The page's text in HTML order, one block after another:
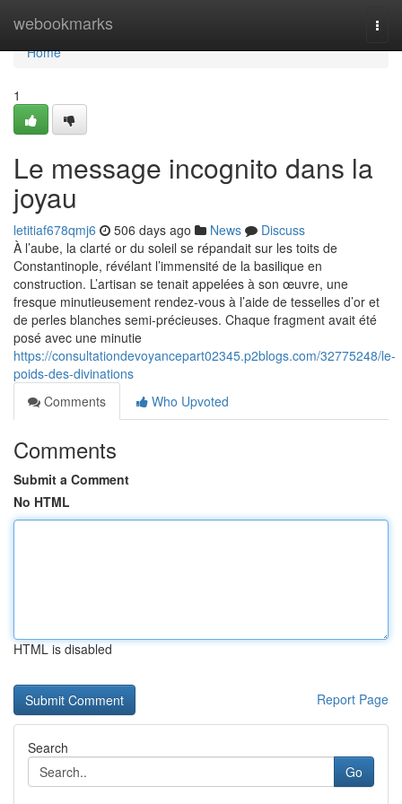
webookmarks
Home
Home
1
Le message incognito dans la
joyau
letitiaf678qmj6 506 days ago News
Discuss
À l’aube, la clarté or du soleil se répandait sur les toits de
Constantinople, révélant l’immensité de la basilique en
construction. L’artisan se tenait appelées à son œuvre, une
fresque minutieusement rendez-vous à l’aide de tesselles d’or et
de perles blanches semi-précieuses. Chaque fragment avait été
posé avec une minutie
https://consultationdevoyancepart02345.p2blogs.com/32775248/le-
poids-des-divinations
Comments
Who Upvoted
Comments
Submit a Comment
No HTML
HTML is disabled
Report Page
Search
Go